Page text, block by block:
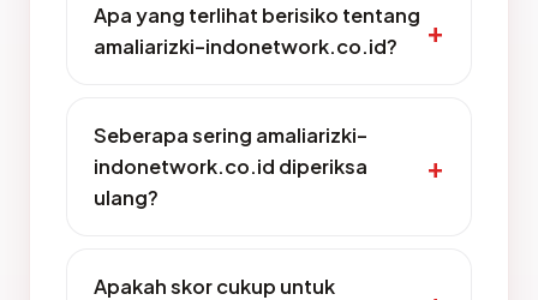
Apa yang terlihat berisiko tentang
amaliarizki-indonetwork.co.id?
Seberapa sering amaliarizki-
indonetwork.co.id diperiksa
ulang?
Apakah skor cukup untuk